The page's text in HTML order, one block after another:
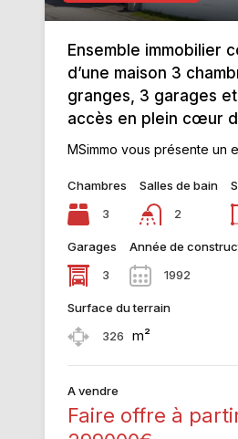
Ensemble immobilier
d’une maison 3
granges, 3 garages
accès en plein cœur
MSimmo vous présente un
Chambres
3
Salles de bain
2
Garages
3
Année de
1992
Surface du terrain
326
m²
A vendre
Faire offre à